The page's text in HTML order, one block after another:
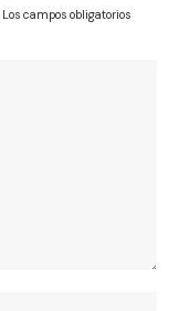
Los campos obligatorios